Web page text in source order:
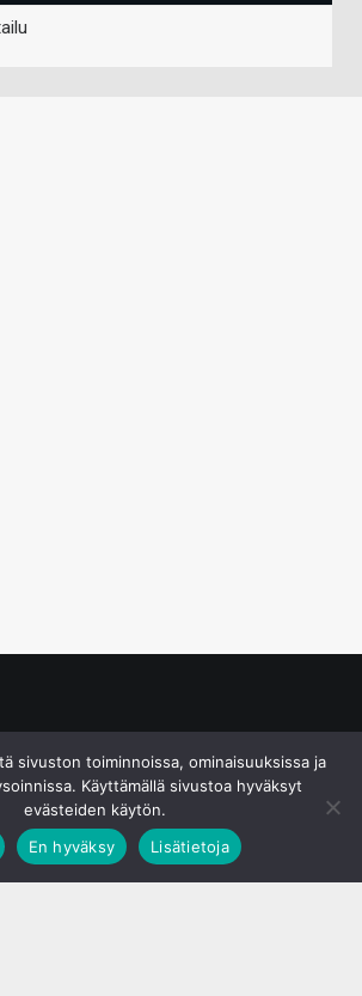
sivuston toiminnoissa, ominaisuuksissa ja
Käyttämällä sivustoa hyväksyt
evästeiden käytön.
En hyväksy Lisätietoja